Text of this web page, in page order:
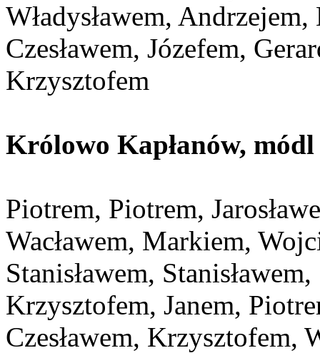
Władysławem,
Czesławem, Józefem,
Krzysztofem
Królowo Kapłanów,
Piotrem, Piotrem,
Wacławem, Markiem,
Stanisławem,
Krzysztofem, Janem,
Czesławem, Krzysztofem,